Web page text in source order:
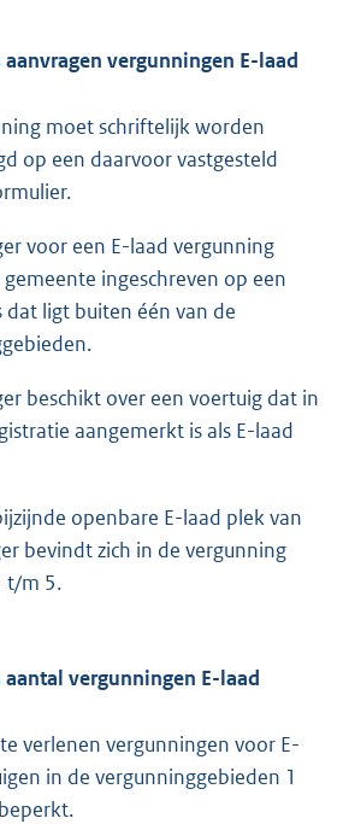
vergunningen E-laad
moet schriftelijk worden
op een daarvoor vastgesteld
voor een E-laad vergunning
ingeschreven op een
dat ligt buiten één van de
beschikt over een voertuig dat in
aangemerkt is als E-laad
openbare E-laad plek van
bevindt zich in de vergunning
t/m 5.
vergunningen E-laad
verlenen vergunningen voor E-
in de vergunninggebieden 1